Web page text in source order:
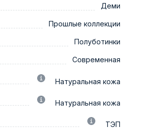
Деми
Прошлые коллекции
Полуботинки
Современная
Натуральная кожа
Натуральная кожа
ТЭП